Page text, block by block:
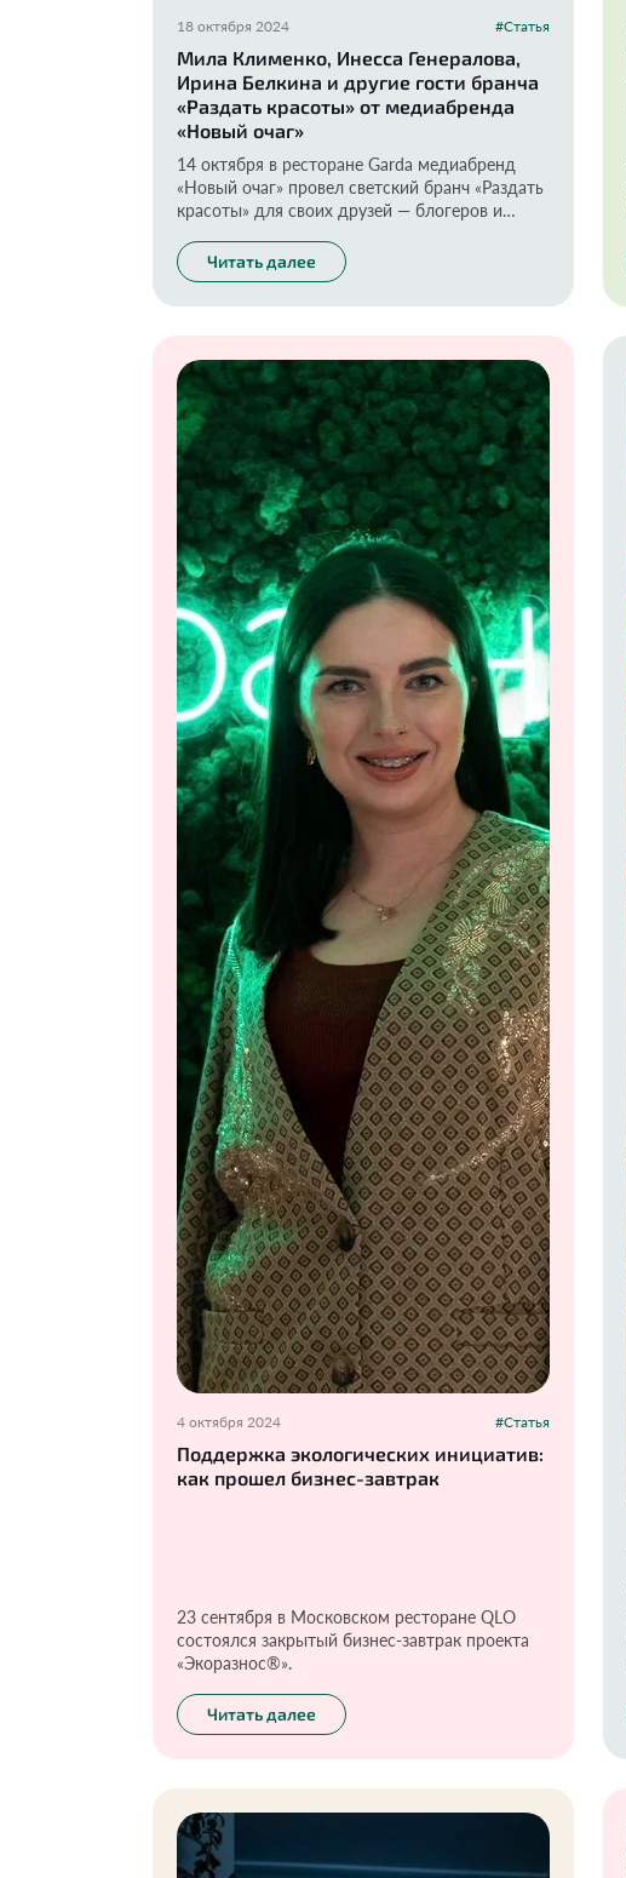
18 октября 2024 #Статья
Мила Клименко, Инесса Генералова,
Ирина Белкина и другие гости бранча
«Раздать красоты» от медиабренда
«Новый очаг»
14 октября в ресторане Garda медиабренд
«Новый очаг» провел светский бранч «Раздать
красоты» для своих друзей — блогеров и
номера с красной обложкой.
Читать далее
4 октября 2024 #Статья
Поддержка экологических инициатив:
как прошел бизнес-завтрак
23 сентября в Московском ресторане QLO
состоялся закрытый бизнес-завтрак проекта
«Экоразнос®️».
Читать далее